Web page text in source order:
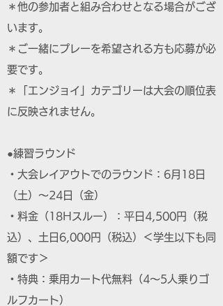
＊他の参加者と組み合わせとなる場合がござ
います。
＊ご一緒にプレーを希望される方も応募が必
要です。
＊「エンジョイ」カテゴリーは大会の順位表
に反映されません。
●練習ラウンド
・大会レイアウトでのラウンド：6月18日
（土）～24日（金）
・料金（18Hスルー）：平日4,500円（税
込）、土日6,000円（税込）＜学生以下も同
額です＞
・特典：乗用カート代無料（4～5人乗りゴ
ルフカート）